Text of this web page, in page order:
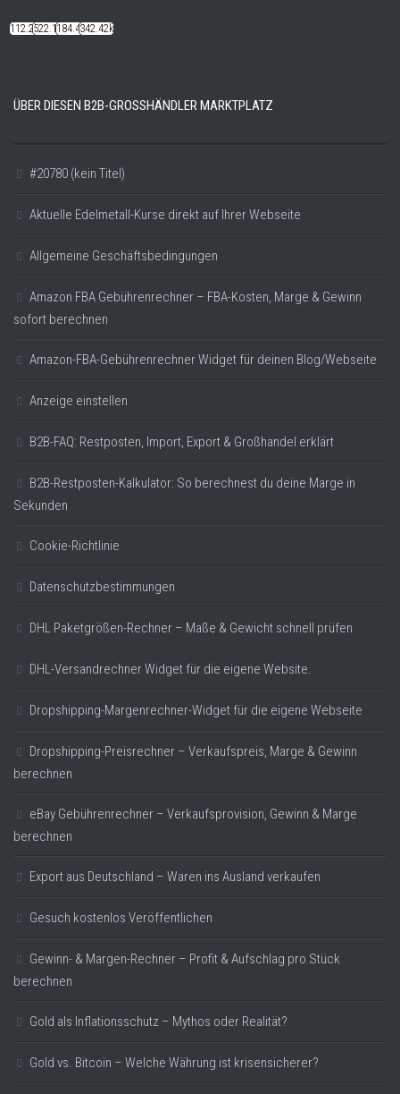
112.22k522.14k184.48k342.42k
ÜBER DIESEN B2B-GROSSHÄNDLER MARKTPLATZ
#20780 (kein Titel)
Aktuelle Edelmetall-Kurse direkt auf Ihrer Webseite
Allgemeine Geschäftsbedingungen
Amazon FBA Gebührenrechner – FBA-Kosten, Marge & Gewinn
sofort berechnen
Amazon-FBA-Gebührenrechner Widget für deinen Blog/Webseite
Anzeige einstellen
B2B-FAQ: Restposten, Import, Export & Großhandel erklärt
B2B-Restposten-Kalkulator: So berechnest du deine Marge in
Sekunden
Cookie-Richtlinie
Datenschutzbestimmungen
DHL Paketgrößen-Rechner – Maße & Gewicht schnell prüfen
DHL-Versandrechner Widget für die eigene Website.
Dropshipping-Margenrechner-Widget für die eigene Webseite
Dropshipping-Preisrechner – Verkaufspreis, Marge & Gewinn
berechnen
eBay Gebührenrechner – Verkaufsprovision, Gewinn & Marge
berechnen
Export aus Deutschland – Waren ins Ausland verkaufen
Gesuch kostenlos Veröffentlichen
Gewinn- & Margen-Rechner – Profit & Aufschlag pro Stück
berechnen
Gold als Inflationsschutz – Mythos oder Realität?
Gold vs. Bitcoin – Welche Währung ist krisensicherer?